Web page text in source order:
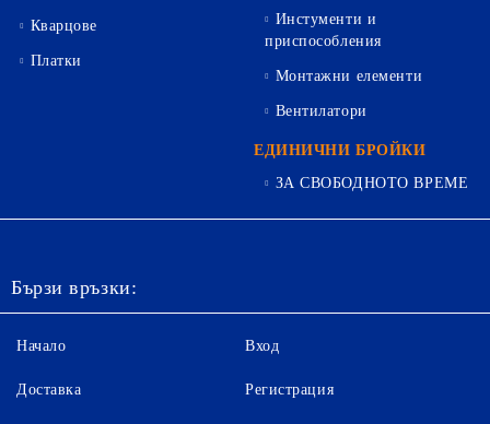
Кварцове
Платки
Инстументи и
приспособления
Монтажни елементи
Вентилатори
ЕДИНИЧНИ БРОЙКИ
ЗА СВОБОДНОТО ВРЕМЕ
Бързи връзки:
Начало
Доставка
Вход
Регистрация